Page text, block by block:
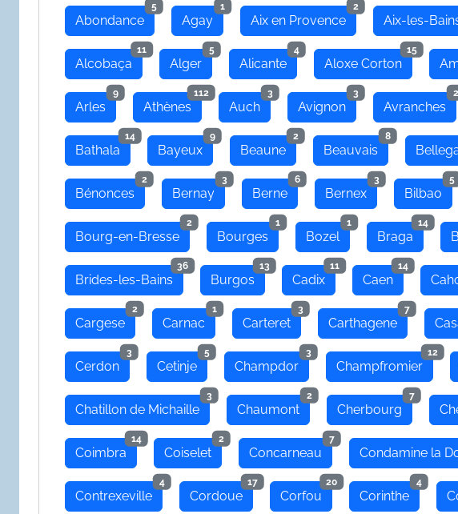
Abondance
5
Agay
1
Aix en Provence
2
Aix-les-
Alcobaça
11
Alger
5
Alicante
4
Aloxe Corton
15
Arles
9
Athènes
112
Auch
3
Avignon
3
Avranches
2
Bathala
14
Bayeux
9
Beaune
2
Beauvais
8
Bénonces
2
Bernay
3
Berne
6
Bernex
3
Bilbao
5
Bourg-en-Bresse
2
Bourges
1
Bozel
1
Braga
14
Brides-les-Bains
36
Burgos
13
Cadix
11
Caen
14
Cargese
2
Carnac
1
Carteret
3
Carthagene
7
Cerdon
3
Cetinje
5
Champdor
3
Champfromier
12
Chatillon de Michaille
3
Chaumont
2
Cherbourg
7
Coimbra
14
Coiselet
2
Concarneau
7
Condamine la
Contrexeville
4
Cordoue
17
Corfou
20
Corinthe
4